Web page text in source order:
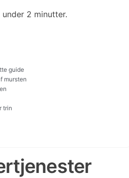
2 minutter.
guide
mursten
trin